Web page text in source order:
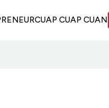
CUAP CUAP CUAN